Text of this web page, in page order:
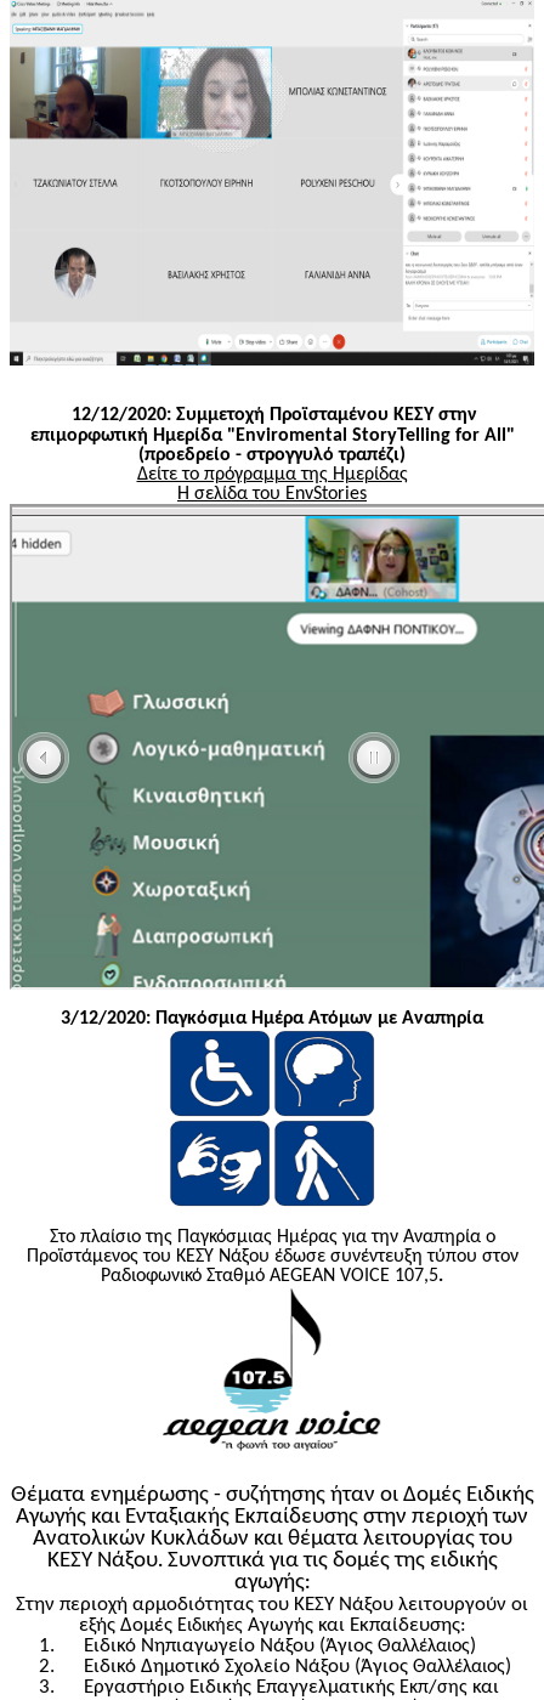
12/12/2020: Συμμετοχή Προϊσταμένου ΚΕΣΥ στην
επιμορφωτική Ημερίδα " Enviromental StoryTellingfor All "
(προεδρείο - στρογγυλό τραπέζι)
Δείτε το πρόγραμμα της Ημερίδας
Η σελίδα του EnvStories
3/12/2020: Παγκόσμια Ημέρα Ατόμων με Αναπηρία
Στο πλαίσιο της Παγκόσμιας Ημέρας για την Αναπηρία ο
Προϊστάμενος του ΚΕΣΥ Νάξου έδωσε συνέντευξη τύπου στον
Ραδιοφωνικό Σταθμό AEGEAN VOICE 107,5.
Θέματα ενημέρωσης - συζήτησης ήταν οι Δομές Ειδικής
Αγωγής και Ενταξιακής Εκπαίδευσης στην περιοχή των
Ανατολικών Κυκλάδων και θέματα λειτουργίας του
ΚΕΣΥ Νάξου. Συνοπτικά για τις δομές της ειδικής
αγωγής:
Στην περιοχή αρμοδιότητας του ΚΕΣΥ Νάξου λειτουργούν οι
εξής Δομές ΕιδικήεςΑγωγής και Εκπαίδευσης:
1.
Ειδικό Νηπιαγωγείο Νάξου (Άγιος Θαλλέλαιος)
2.
Ειδικό Δημοτικό Σχολείο Νάξου (Άγιος Θαλλέλαιος)
3.
Εργαστήριο Ειδικής Επαγγελματικής Εκπ/σης και